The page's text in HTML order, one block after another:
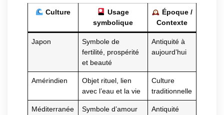
Culture
Usage
symbolique
Époque /
Contexte
Japon
Symbole de
fertilité, prospérité
et beauté
Antiquité à
aujourd’hui
Amérindien
Objet rituel, lien
avec l’eau et la vie
Culture
traditionnelle
Méditerranée
Symbole d’amour
Antiquité